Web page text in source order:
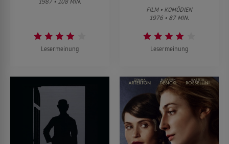
Lesermeinung
FILM • KOMÖDIEN
1976 • 87 MIN.
Lesermeinung